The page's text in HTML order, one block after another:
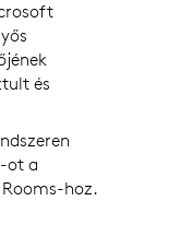
és
ot a
hoz.